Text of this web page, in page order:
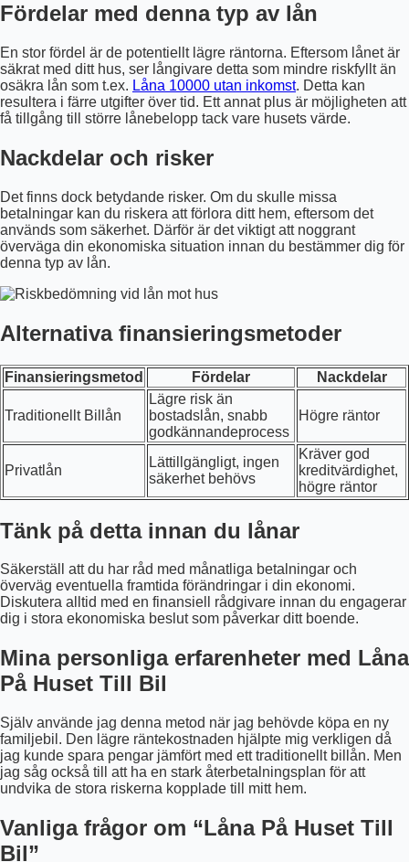
Fördelar med denna typ av lån
En stor fördel är de potentiellt lägre räntorna. Eftersom lånet är
säkrat med ditt hus, ser långivare detta som mindre riskfyllt än
osäkra lån som t.ex. Låna 10000 utan inkomst. Detta kan
resultera i färre utgifter över tid. Ett annat plus är möjligheten att
få tillgång till större lånebelopp tack vare husets värde.
Nackdelar och risker
Det finns dock betydande risker. Om du skulle missa
betalningar kan du riskera att förlora ditt hem, eftersom det
används som säkerhet. Därför är det viktigt att noggrant
överväga din ekonomiska situation innan du bestämmer dig för
denna typ av lån.
Alternativa finansieringsmetoder
Finansieringsmetod Fördelar Nackdelar
Traditionellt Billån
Lägre risk än
bostadslån, snabb
godkännandeprocess
Högre räntor
Privatlån
Lättillgängligt, ingen
säkerhet behövs
Kräver god
kreditvärdighet,
högre räntor
Tänk på detta innan du lånar
Säkerställ att du har råd med månatliga betalningar och
överväg eventuella framtida förändringar i din ekonomi.
Diskutera alltid med en finansiell rådgivare innan du engagerar
dig i stora ekonomiska beslut som påverkar ditt boende.
Mina personliga erfarenheter med Låna
På Huset Till Bil
Själv använde jag denna metod när jag behövde köpa en ny
familjebil. Den lägre räntekostnaden hjälpte mig verkligen då
jag kunde spara pengar jämfört med ett traditionellt billån. Men
jag såg också till att ha en stark återbetalningsplan för att
undvika de stora riskerna kopplade till mitt hem.
Vanliga frågor om “Låna På Huset Till
Bil”